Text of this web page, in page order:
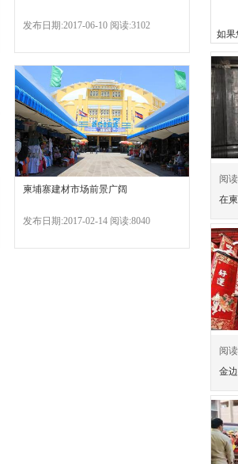
发布日期:2017-06-10 阅读:3102
柬埔寨建材市场前景广阔
发布日期:2017-02-14 阅读:8040
如果
阅
阅
金